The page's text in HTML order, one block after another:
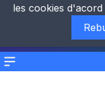
Menu
les cookies